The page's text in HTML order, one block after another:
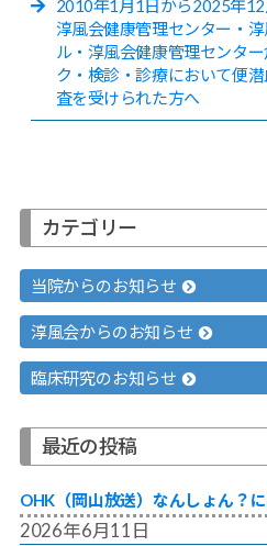
2010年1月1日から2025年12
淳風会健康管理センター・
ル・淳風会健康管理センタ
ク・検診・診療において便
査を受けられた方へ
カテゴリー
当院からのお知らせ
淳風会からのお知らせ
臨床研究のお知らせ
最近の投稿
OHK（岡山放送）なんしょん？
2026年6月11日